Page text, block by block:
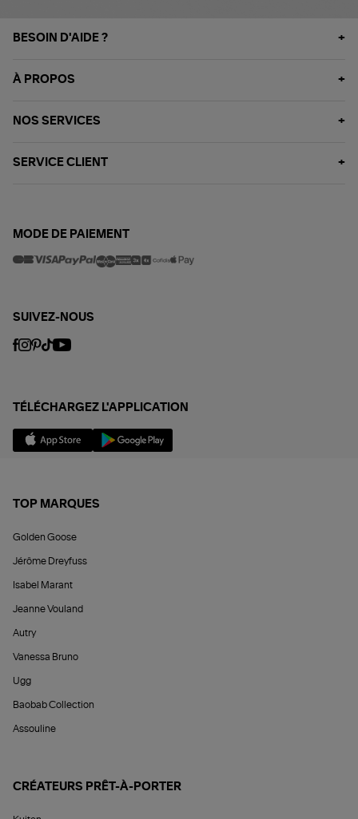
BESOIN D'AIDE ?
À PROPOS
NOS SERVICES
SERVICE CLIENT
MODE DE PAIEMENT
SUIVEZ-NOUS
TÉLÉCHARGEZ L'APPLICATION
TOP MARQUES
Golden Goose
Jérôme Dreyfuss
Isabel Marant
Jeanne Vouland
Autry
Vanessa Bruno
Ugg
Baobab Collection
Assouline
CRÉATEURS PRÊT-À-PORTER